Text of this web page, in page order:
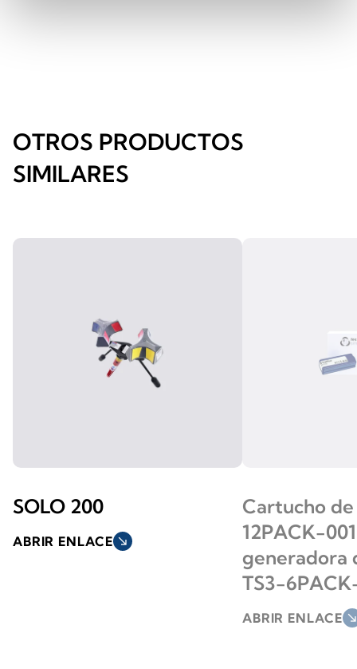
OTROS PRODUCTOS
SIMILARES
SOLO 200
ABRIR ENLACE south_east
Cartucho
12PACK-
generadora
TS3-
ABRIR ENLACE